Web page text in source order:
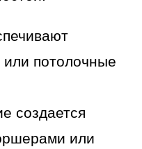
потолочные
создается
или